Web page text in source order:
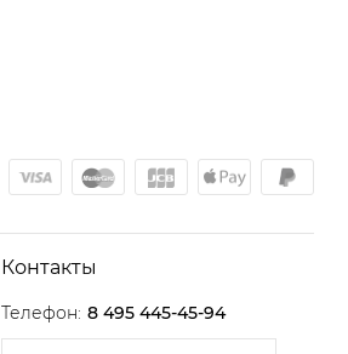
Контакты
Телефон: 8 495 445-45-94